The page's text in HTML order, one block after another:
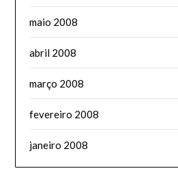
maio 2008
abril 2008
março 2008
fevereiro 2008
janeiro 2008